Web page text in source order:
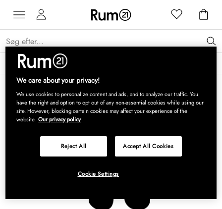
Få 15 % på Grythyttan Stålmöbler* →
We care about your privacy!
We use cookies to personalize content and ads, and to analyze our traffic. You
have the right and option to opt out of any non-essential cookies while using our
site. However, blocking certain cookies may affect your experience of the
website. Our privacy policy
Reject All Accept All Cookies
Cookie Settings